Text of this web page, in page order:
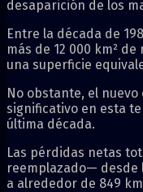
desaparición de los
Entre la década de
más de 12 000 km²
una superficie
No obstante, el
significativo en esta
última década.
Las pérdidas netas
reemplazado— desde
a alrededor de 849